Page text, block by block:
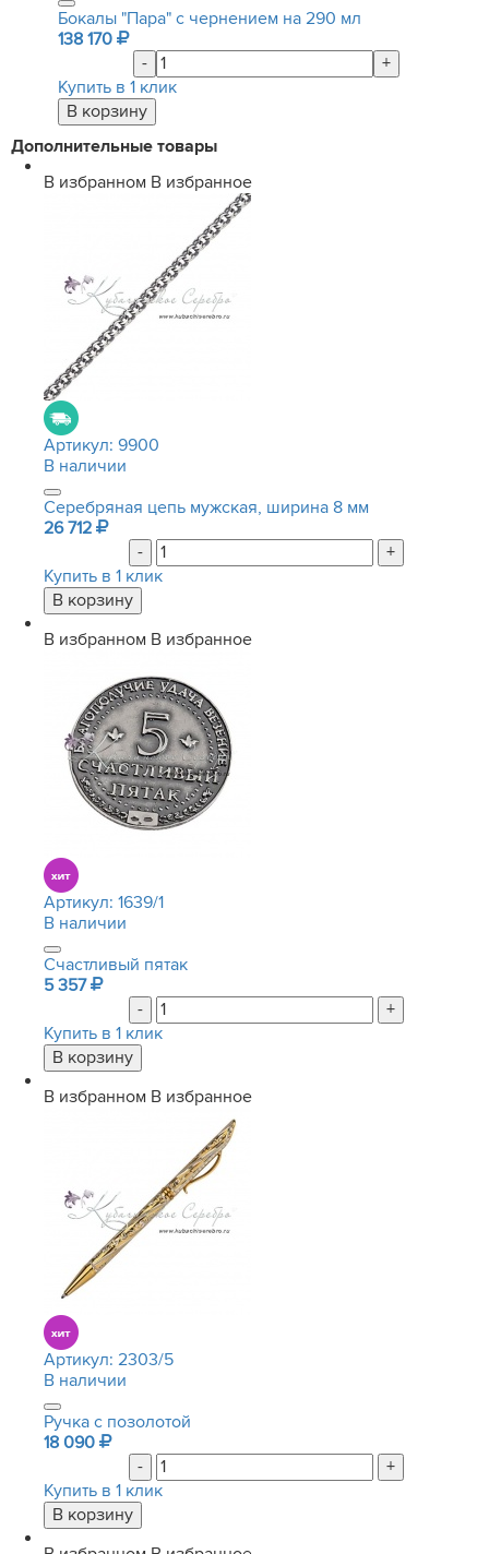
Бокалы "Пара" с чернением на 290 мл
138 170
-
+
Купить в 1 клик
Дополнительные товары
В избранном В избранное
Артикул: 9900
В наличии
Серебряная цепь мужская, ширина 8 мм
26 712
-
+
Купить в 1 клик
В избранном В избранное
Артикул: 1639/1
В наличии
Счастливый пятак
5 357
-
+
Купить в 1 клик
В избранном В избранное
Артикул: 2303/5
В наличии
Ручка с позолотой
18 090
-
+
Купить в 1 клик